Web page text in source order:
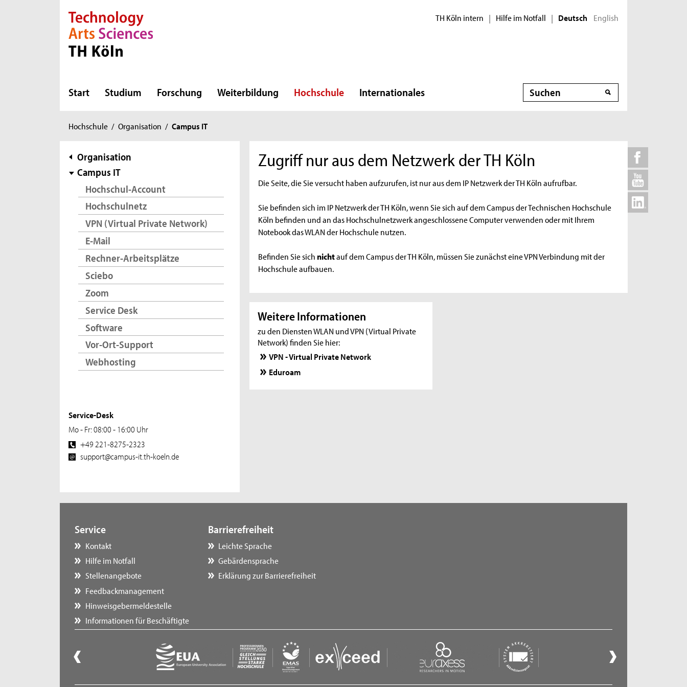
Direkt zur Hauptnavigation
Direkt zur Subnavigation
Direkt zum Inhalt
Direkt zum Fußbereich TH Köln intern | Hilfe im Notfall | Deutsch English
Start Studium Forschung Weiterbildung Hochschule Internationales Suche
Sie
hier:
Hochschule / Organisation / Campus IT
Subnavigation
Organisation
Campus IT
Hochschul-Account
Hochschulnetz
VPN (Virtual Private Network)
E-Mail
Rechner-Arbeitsplätze
Sciebo
Zoom
Service Desk
Software
Vor-Ort-Support
Webhosting
Service-Desk
Mo - Fr: 08:00 - 16:00 Uhr
+49 221-8275-2323
support@campus-it.th-koeln.de
Zugriff nur aus dem Netzwerk der TH Köln
Die Seite, die Sie versucht haben aufzurufen, ist nur aus dem IP Netzwerk der TH Köln aufrufbar.
Sie befinden sich im IP Netzwerk der TH Köln, wenn Sie sich auf dem Campus der Technischen Hochschule
Köln befinden und an das Hochschulnetzwerk angeschlossene Computer verwenden oder mit Ihrem
Notebook das WLAN der Hochschule nutzen.
Befinden Sie sich nichtauf dem Campus der TH Köln, müssen Sie zunächst eine VPN Verbindung mit der
Hochschule aufbauen.
Weitere Informationen
zu den Diensten WLAN und VPN (Virtual Private
Network) finden Sie hier:
VPN - Virtual Private Network
Eduroam
Service
Kontakt
Hilfe im Notfall
Stellenangebote
Feedbackmanagement
Hinweisgebermeldestelle
Informationen für Beschäftigte
Barrierefreiheit
Leichte Sprache
Gebärdensprache
Erklärung zur Barrierefreiheit